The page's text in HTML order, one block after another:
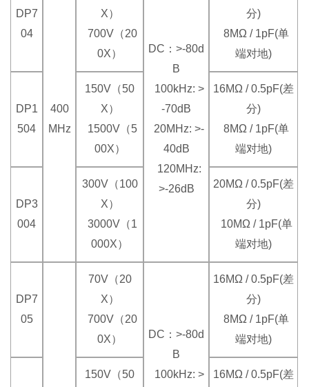
DP7
04
400
MHz
X）
700V（20
0X）
DC：>-80d
B
100kHz: >
-70dB
20MHz: >-
40dB
120MHz:
>-26dB
分)
8MΩ / 1pF(单
端对地)
DP1
504
150V（50
X）
1500V（5
00X）
16MΩ / 0.5pF(差
分)
8MΩ / 1pF(单
端对地)
DP3
004
300V（100
X）
3000V（1
000X）
20MΩ / 0.5pF(差
分)
10MΩ / 1pF(单
端对地)
DP7
05
70V（20
X）
700V（20
0X）
DC：>-80d
B
100kHz: >
16MΩ / 0.5pF(差
分)
8MΩ / 1pF(单
端对地)
150V（50
16MΩ / 0.5pF(差